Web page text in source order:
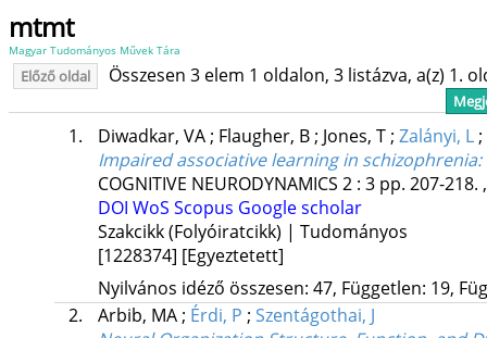
mtmt
Magyar Tudományos Művek Tára
Előző oldal Összesen 3 elem 1 oldalon, 3 listázva, a(z) 1.
1. Diwadkar, VA; Flaugher, B; Jones, T; Zalányi, L;
Impaired associative learning in
COGNITIVE NEURODYNAMICS 2: 3 pp. 207-218.
DOI WoS Scopus Google scholar
Szakcikk (Folyóiratcikk) | Tudományos
[1228374] [Egyeztetett]
Nyilvános idéző összesen: 47, Független: 19,
2.
Arbib, MA; Érdi, P ; Szentágothai, J